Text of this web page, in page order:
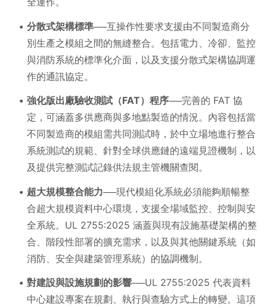
分散式架構標準──互操作性要求支援由不同製造商分
別生產之模組之間的無縫整合。包括電力、冷卻、監控
與消防系統的標準化介面，以及支援分散式架構協調運
作的通訊協定。
強化版出廠驗收測試（FAT）程序──完善的 FAT 協
定，可涵蓋多供應商與多地點製造的情況。內容包括當
不同製造商的模組需共同測試時，於中立場地進行整合
系統測試的規範、針對全球供應鏈的遠端見證機制，以
及提供完整測試記錄供法規主管機關查閱。
超大規模整合能力──現代模組化系統必須能夠順暢整
合超大規模資料中心環境，支援全場域監控、控制與安
全系統。UL 2755:2025 涵蓋與現有設施基礎架構的整
合、階段性部署的擴充需求，以及與其他關鍵系統（如
消防、安全與建築管理系統）的協調機制。
對建設與設施規劃的影響──UL 2755:2025 代表資料
中心建設專案在規劃、執行與查驗方式上的轉變。這項